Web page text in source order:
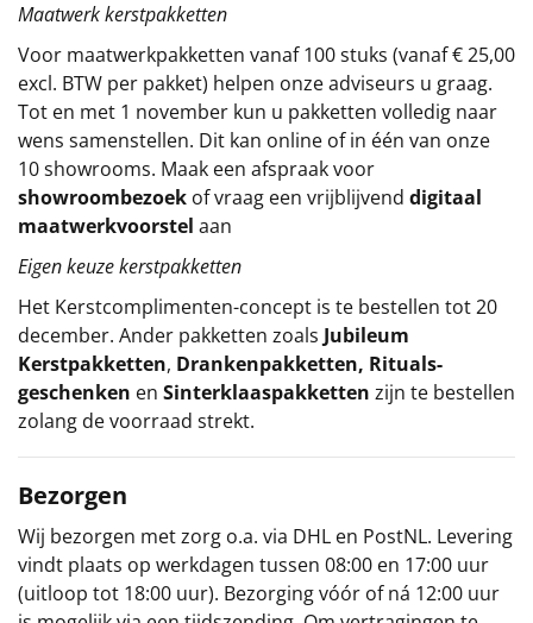
Maatwerk kerstpakketten
Voor maatwerkpakketten vanaf 100 stuks (vanaf € 25,00
excl. BTW per pakket) helpen onze adviseurs u graag.
Tot en met 1 november kun u pakketten volledig naar
wens samenstellen. Dit kan online of in één van onze
10 showrooms. Maak een afspraak voor
showroombezoek of vraag een vrijblijvend digitaal
maatwerkvoorstel aan
Eigen keuze kerstpakketten
Het Kerstcomplimenten-concept is te bestellen tot 20
december. Ander pakketten zoals Jubileum
Kerstpakketten, Drankenpakketten, Rituals-
geschenken en Sinterklaaspakketten zijn te bestellen
zolang de voorraad strekt.
Bezorgen
Wij bezorgen met zorg o.a. via DHL en PostNL. Levering
vindt plaats op werkdagen tussen 08:00 en 17:00 uur
(uitloop tot 18:00 uur). Bezorging vóór of ná 12:00 uur